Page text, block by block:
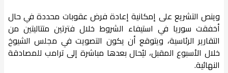
وينص التشريع على إمكانية إعادة فرض عقوبات محددة في حال
أخفقت سوريا في استيفاء الشروط خلال فترتين متتاليتين من
التقارير الرئاسية، ويتوقع أن يكون التصويت في مجلس الشيوخ
خلال الأسبوع المقبل، ليُحال بعدها مباشرة إلى ترامب للمصادقة
النهائية.